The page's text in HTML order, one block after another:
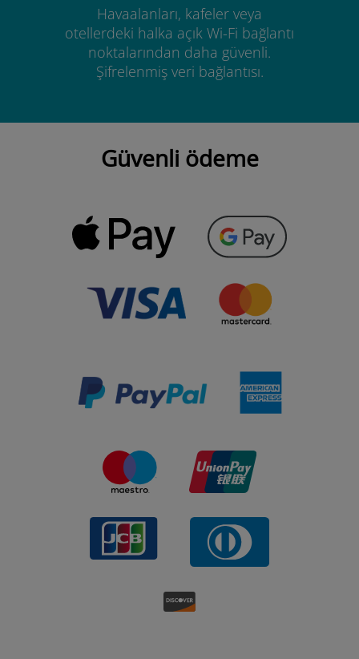
Havaalanları, kafeler veya
otellerdeki halka açık Wi-Fi bağlantı
noktalarından daha güvenli.
Şifrelenmiş veri bağlantısı.
Güvenli ödeme